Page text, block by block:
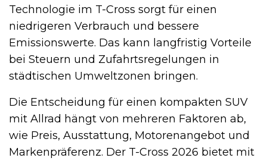
Technologie im T-Cross sorgt für einen
niedrigeren Verbrauch und bessere
Emissionswerte. Das kann langfristig Vorteile
bei Steuern und Zufahrtsregelungen in
städtischen Umweltzonen bringen.
Die Entscheidung für einen kompakten SUV
mit Allrad hängt von mehreren Faktoren ab,
wie Preis, Ausstattung, Motorenangebot und
Markenpräferenz. Der T-Cross 2026 bietet mit